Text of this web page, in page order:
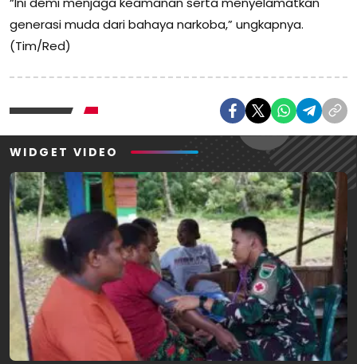
generasi muda dari bahaya narkoba,” ungkapnya.
(Tim/Red)
WIDGET VIDEO